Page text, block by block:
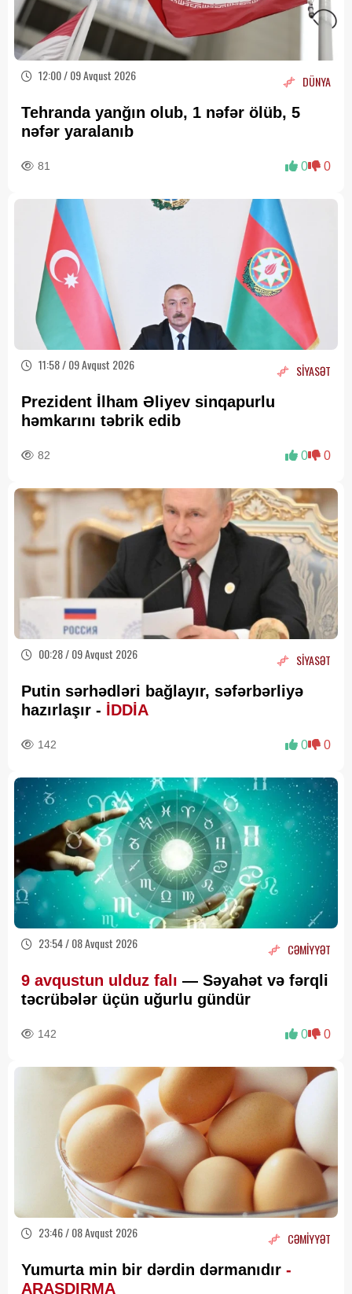
12:00 / 09 Avqust 2026 DÜNYA
Tehranda yanğın olub, 1 nəfər ölüb, 5
nəfər yaralanıb
81 0 0
11:58 / 09 Avqust 2026 SİYASƏT
Prezident İlham Əliyev sinqapurlu
həmkarını təbrik edib
82 0 0
00:28 / 09 Avqust 2026 SİYASƏT
Putin sərhədləri bağlayır, səfərbərliyə
hazırlaşır - İDDİA
142 0 0
23:54 / 08 Avqust 2026 CƏMİYYƏT
9 avqustun ulduz falı — Səyahət və fərqli
təcrübələr üçün uğurlu gündür
142 0 0
23:46 / 08 Avqust 2026 CƏMİYYƏT
Yumurta min bir dərdin dərmanıdır -
ARAŞDIRMA